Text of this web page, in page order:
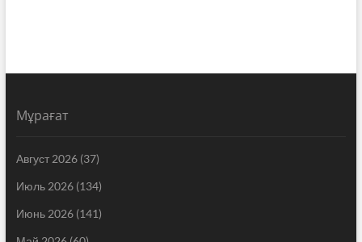
Мұрағат
Август 2026(37)
Июль 2026(134)
Июнь 2026(141)